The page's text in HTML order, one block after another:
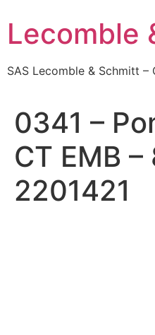
au
contenu
Lecomble
SAS Lecomble & Schmitt –
0341 –
CT EMB
2201421